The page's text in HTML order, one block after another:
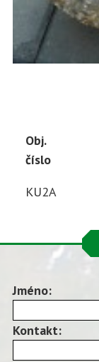
Obj.
číslo
KU2A
Jméno:
Kontakt: